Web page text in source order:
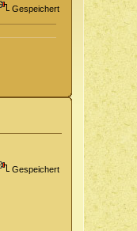
Gespeichert
Gespeichert